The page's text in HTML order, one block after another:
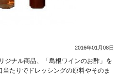
2016年01月08日
ジナル商品、「島根ワインのお酢」を
たりでドレッシングの原料やそのま